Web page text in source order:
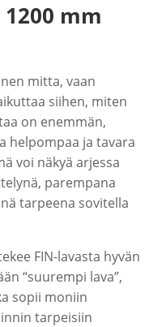
mm
mitta, vaan
siihen, miten
on enemmän,
helpompaa ja tavara
voi näkyä arjessa
parempana
tarpeena sovitella
FIN-lavasta hyvän
“suurempi lava”,
sopii moniin
tarpeisiin